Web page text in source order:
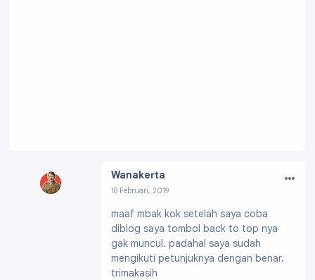
Wanakerta
18 Februari, 2019
6984707995181600
…
maaf mbak kok setelah saya coba
diblog saya tombol back to top nya
gak muncul. padahal saya sudah
mengikuti petunjuknya dengan benar.
trimakasih